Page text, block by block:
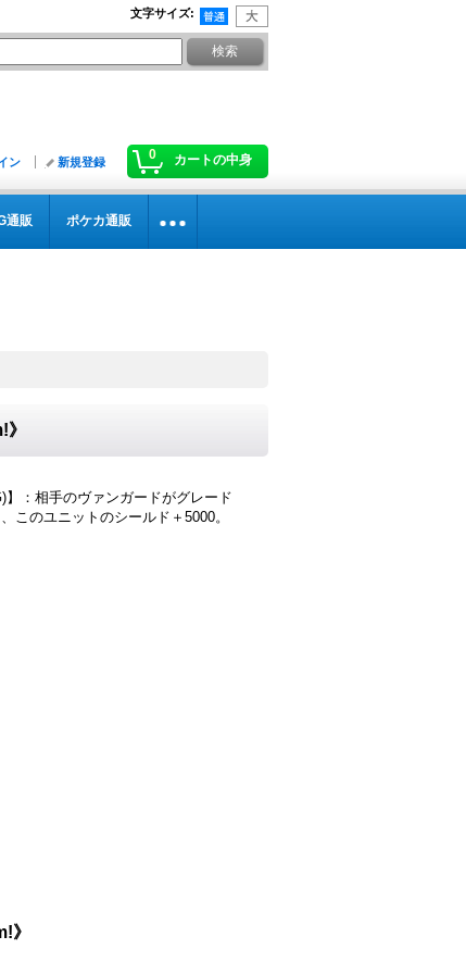
文字サイズ:
0 カートの中身
ン 新規登録
通販 ポケカ通販
】：相手のヴァンガードがグレード
このユニットのシールド＋5000。
》